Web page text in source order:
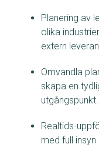
Planering av
olika
extern
Omvandla
skapa en
utgångspunkt.
Realtids-
med full insyn